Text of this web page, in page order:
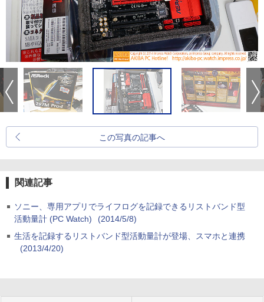
この写真の記事へ
関連記事
ソニー、専用アプリでライフログを記録できるリストバンド型
活動量計 (PC Watch)
(2014/5/8)
生活を記録するリストバンド型活動量計が登場、スマホと連携
(2013/4/20)